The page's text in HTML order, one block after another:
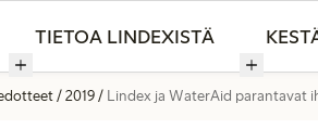
TIETOA LINDEXISTÄ
2019 Lindex ja WaterAid parantavat